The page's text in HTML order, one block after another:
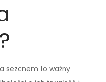
sezonem to ważny